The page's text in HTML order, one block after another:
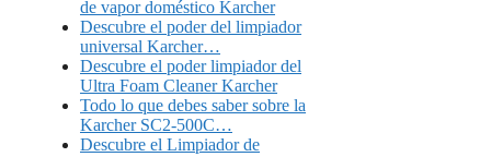
de vapor doméstico Karcher
Descubre el poder del limpiador
universal Karcher…
Descubre el poder limpiador del
Ultra Foam Cleaner Karcher
Todo lo que debes saber sobre la
Karcher SC2-500C…
Descubre el Limpiador de